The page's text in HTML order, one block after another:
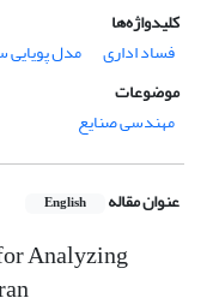
کلیدواژه‌ها
فساد اداری
مدل
موضوعات
مهندسی صنایع
عنوان مقاله English
Analyzing